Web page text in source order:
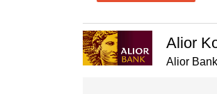
Alior
Alior Bank